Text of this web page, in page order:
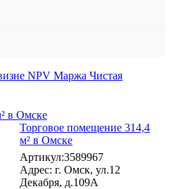
NPV Маржа Чистая
в Омске
Торговое помещение 314,4
м² в Омске
Артикул:3589967
Адрес: г. Омск, ул.12
Декабря, д.109А